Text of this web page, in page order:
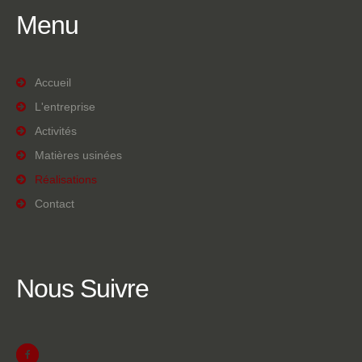
Menu
Accueil
L'entreprise
Activités
Matières usinées
Réalisations
Contact
Nous Suivre